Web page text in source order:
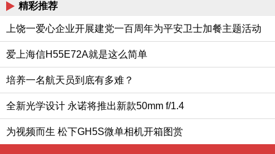
精彩推荐
上饶一爱心企业开展建党一百周年为平安卫士加餐主题活动
爱上海信H55E72A就是这么简单
培养一名航天员到底有多难？
全新光学设计 永诺将推出新款50mm f/1.4
为视频而生 松下GH5S微单相机开箱图赏